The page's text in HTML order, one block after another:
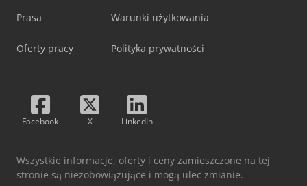
Prasa
Oferty pracy
Warunki użytkowania
Polityka prywatności
Facebook X LinkedIn
Wszystkie informacje, oferty i ceny zamieszczone na tej
stronie są niezobowiązujące i mogą ulec zmianie.